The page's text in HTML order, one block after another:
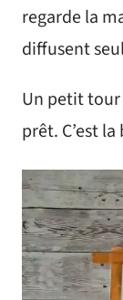
regarde la
diffusent
Un petit tour
prêt. C’est